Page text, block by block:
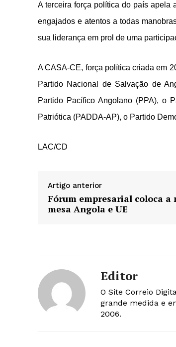
A terceira força política do país apela
engajados e atentos a todas
sua liderança em prol de uma
A CASA-CE, força política criada em
Partido Nacional de Salvação de
Partido Pacífico Angolano (PPA), o
Patriótica (PADDA-AP), o Partido
LAC/CD
Artigo anterior
Fórum empresarial coloca a
mesa Angola e UE
Editor
O Site Correio
grande medida e
2006.